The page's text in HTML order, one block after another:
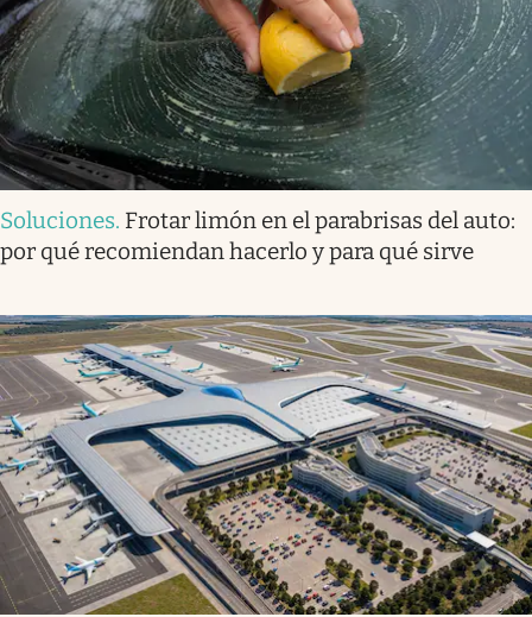
Soluciones. Frotar limón en el parabrisas del auto:
por qué recomiendan hacerlo y para qué sirve